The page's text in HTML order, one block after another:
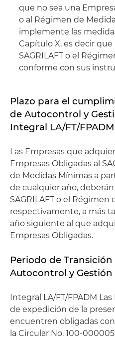
que no sea una
o al Régimen de
implemente las
Capítulo X, es decir
SAGRILAFT o el
conforme con sus
Plazo para el
de Autocontrol y
Integral LA/FT/FPADM
Las Empresas que
Empresas Obligadas al
de Medidas Mínimas a
de cualquier año,
SAGRILAFT o el Régimen
respectivamente, a más
año siguiente al que
Empresas Obligadas.
Periodo de
Autocontrol y Gestión
Integral LA/FT/FPADM
de expedición de la
encuentren obligadas
la Circular No. 100-